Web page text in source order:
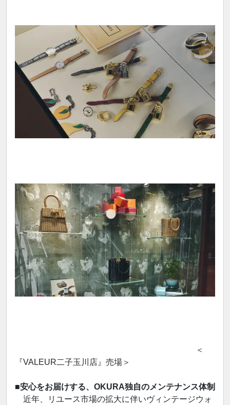
＜
『VALEUR二子玉川店』売場＞
■安心をお届けする、OKURA独自のメンテナンス体制
近年、リユース市場の拡大に伴いヴィンテージウォ